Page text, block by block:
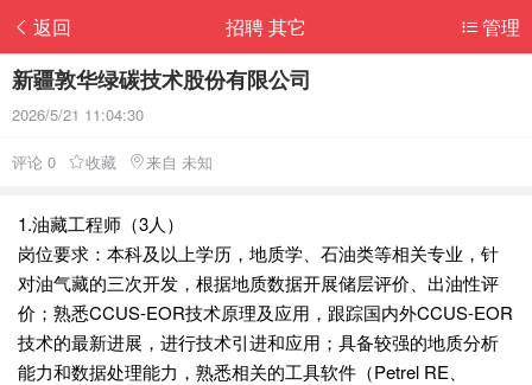
返回 管理
招聘 其它
新疆敦华绿碳技术股份有限公司
2026/5/21 11:04:30
评论 0 收藏 来自 未知
1.油藏工程师（3人）
岗位要求：本科及以上学历，地质学、石油类等相关专业，针
对油气藏的三次开发，根据地质数据开展储层评价、出油性评
价；熟悉CCUS-EOR技术原理及应用，跟踪国内外CCUS-EOR
技术的最新进展，进行技术引进和应用；具备较强的地质分析
能力和数据处理能力，熟悉相关的工具软件（Petrel RE、